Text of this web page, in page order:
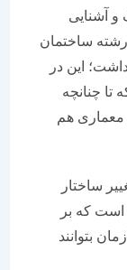
در
هم
بر